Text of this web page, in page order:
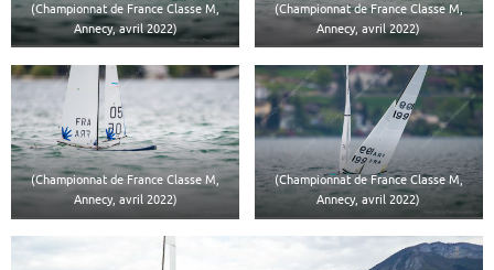
(Championnat de France Classe M,
Annecy, avril 2022)
(Championnat de France Classe M,
Annecy, avril 2022)
(Championnat de France Classe M,
Annecy, avril 2022)
(Championnat de France Classe M,
Annecy, avril 2022)